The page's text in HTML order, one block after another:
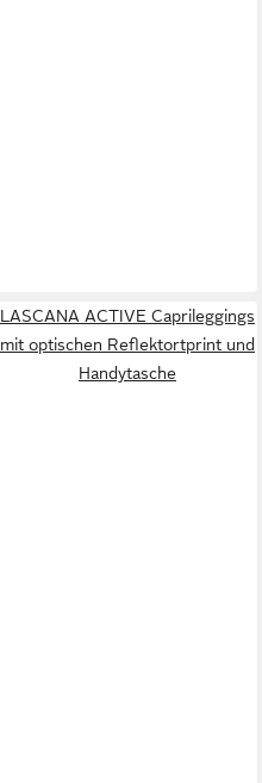
LASCANA ACTIVE Caprileggings
mit optischen Reflektortprint und
Handytasche